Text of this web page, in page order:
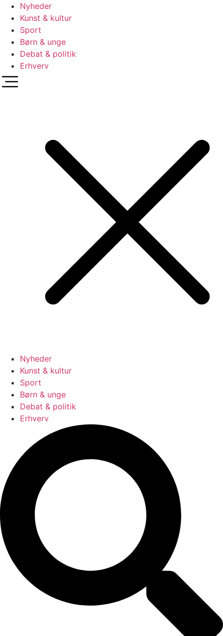
Nyheder
Kunst & kultur
Sport
Børn & unge
Debat & politik
Erhverv
Nyheder
Kunst & kultur
Sport
Børn & unge
Debat & politik
Erhverv